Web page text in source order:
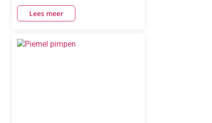
Lees meer